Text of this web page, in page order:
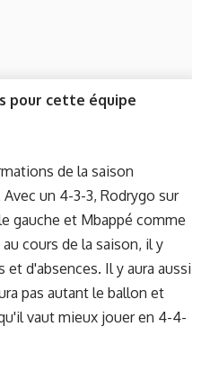
pour cette équipe
de la saison
un 4-3-3, Rodrygo sur
gauche et Mbappé comme
cours de la saison, il y
et d'absences. Il y aura aussi
pas autant le ballon et
vaut mieux jouer en 4-4-